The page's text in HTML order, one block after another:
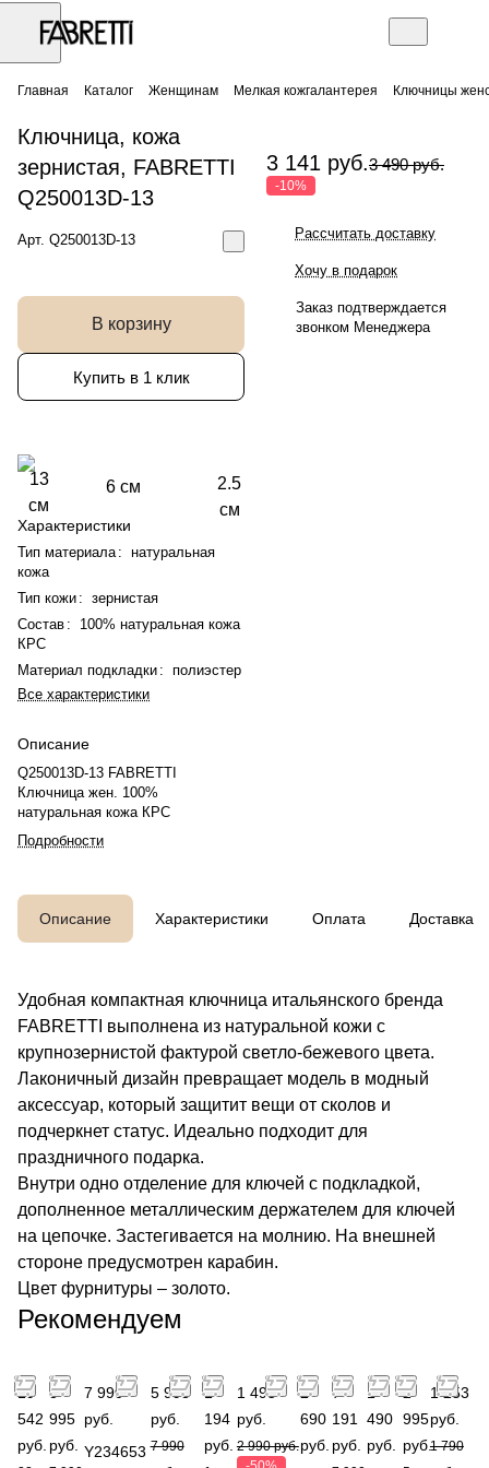
Главная Каталог Женщинам Мелкая кожгалантерея Ключницы
Ключница, кожа
зернистая, FABRETTI
Q250013D-13
Арт. Q250013D-13
В корзину
Купить в 1 клик
6 см
2.5
см
13
см
Характеристики
Тип материала : натуральная
кожа
Тип кожи : зернистая
Состав :
100% натуральная кожа
КРС
Материал подкладки : полиэстер
Все характеристики
Описание
Q250013D-13 FABRETTI
Ключница жен. 100%
натуральная кожа КРС
Подробности
3 141 руб.3 490 руб.
-10%
Рассчитать доставку
Хочу в подарок
Заказ подтверждается
звонком Менеджера
Описание Характеристики Оплата Доставка
Удобная компактная ключница итальянского бренда
FABRETTI выполнена из натуральной кожи с
крупнозернистой фактурой светло-бежевого цвета.
Лаконичный дизайн превращает модель в модный
аксессуар, который защитит вещи от сколов и
подчеркнет статус. Идеально подходит для
праздничного подарка.
Внутри одно отделение для ключей с подкладкой,
дополненное металлическим держателем для ключей
на цепочке. Застегивается на молнию. На внешней
стороне предусмотрен карабин.
Цвет фурнитуры – золото.
Рекомендуем
19
542
руб.
3
995
руб.
7 990
руб.
Y234653
5 993
руб.
7 990
1
194
руб.
1 495
руб.
2 990 руб.
2
690
руб.
7
191
руб.
1
490
руб.
2
995
руб.
1 253
руб.
1 790